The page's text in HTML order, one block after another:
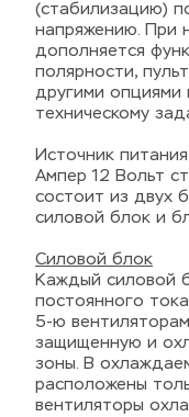
(стабилизацию)
напряжению. При
дополняется
полярности,
другими опциями
техническому
Источник
Ампер 12 Вольт
состоит из двух
силовой блок и
Силовой блок
Каждый силовой
постоянного
5-ю
защищенную и
зоны. В
расположены
вентиляторы